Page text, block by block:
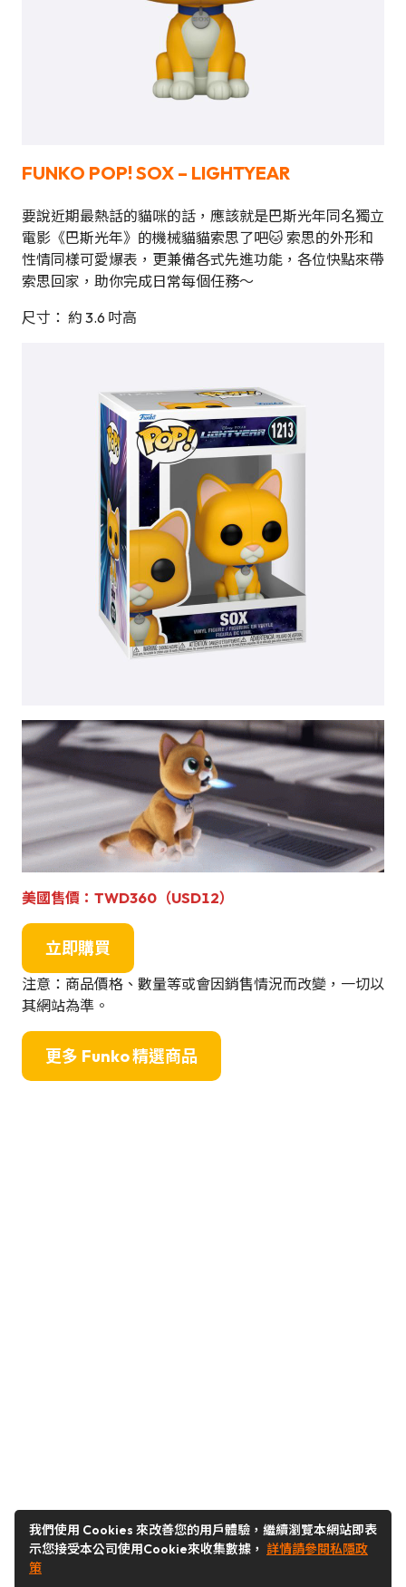
FUNKO POP!SOX – LIGHTYEAR
要說近期最熱話的貓咪的話，應該就是巴斯光年同名獨立
電影《巴斯光年》的機械貓貓索思了吧🐱 索思的外形和
性情同樣可愛爆表，更兼備各式先進功能，各位快點來帶
索思回家，助你完成日常每個任務～
尺寸： 約 3.6 吋高
美國售價 ：TWD360（USD12）
立即購買
注意：商品價格、數量等或會因銷售情況而改變，一切以
其網站為準。
更多 Funko 精選商品
我們使用 Cookies 來改善您的用戶體驗，繼續瀏覽本網站即表
示您接受本公司使用Cookie來收集數據， 詳情請參閱私隱政
策